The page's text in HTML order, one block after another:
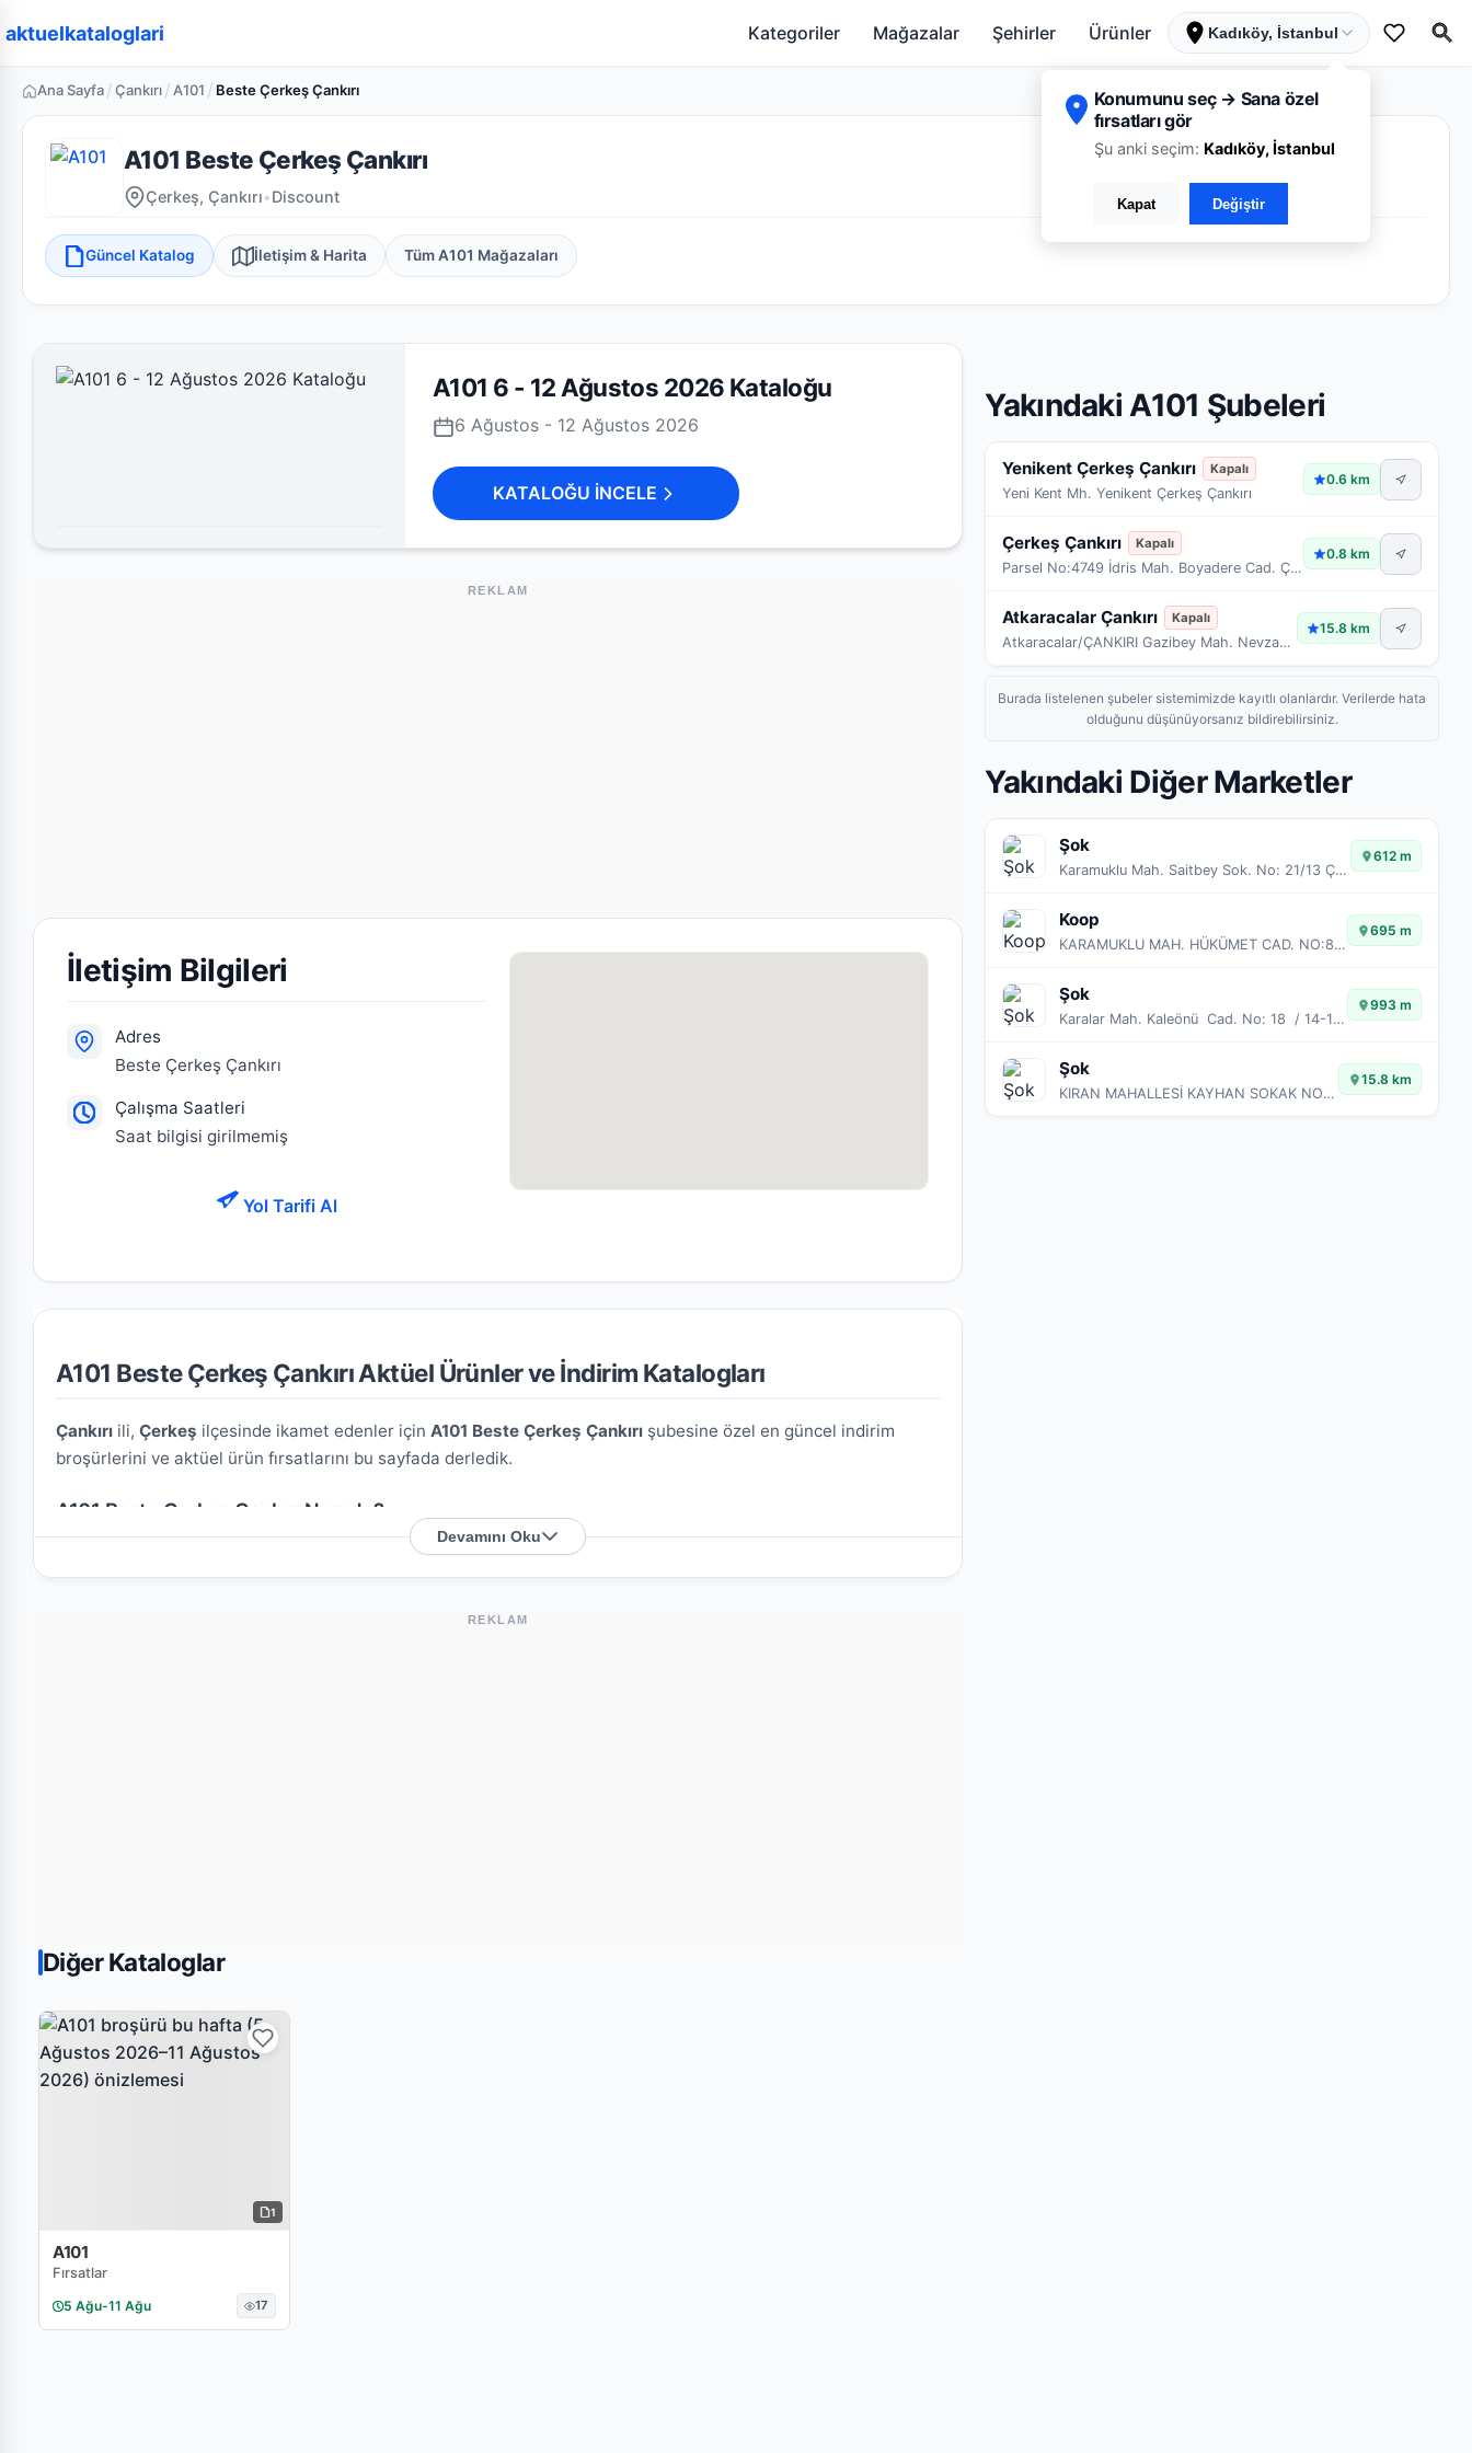
aktuelkataloglari Kategoriler Mağazalar Şehirler Ürünler Kadıköy, İstanbul
Konumunu seç → Sana özel
fırsatları gör
Şu anki seçim: Kadıköy, İstanbul
Kapat Değiştir
Ana Sayfa/Çankırı/ A101 / Beste Çerkeş Çankırı
A101 Beste Çerkeş Çankırı
Çerkeş, Çankırı•Discount
Güncel Katalog İletişim & Harita Tüm A101 Mağazaları
A101 6 - 12 Ağustos 2026 Kataloğu
6 Ağustos - 12 Ağustos 2026
KATALOĞU İNCELE
REKLAM
İletişim Bilgileri
Adres
Beste Çerkeş Çankırı
Çalışma Saatleri
Saat bilgisi girilmemiş
Yol Tarifi Al
A101 Beste Çerkeş Çankırı Aktüel Ürünler ve İndirim Katalogları
Çankırı ili, Çerkeş ilçesinde ikamet edenler için A101 Beste Çerkeş Çankırı şubesine özel en güncel indirim
broşürlerini ve aktüel ürün fırsatlarını bu sayfada derledik.
A101 Beste Çerkeş Çankırı Nerede?
Beste Çerkeş Çankırı. Harita üzerindeki konumu kullanarak mağazaya
kolayca ulaşım sağlayabilirsiniz.
Devamını Oku
REKLAM
Diğer Kataloglar
1
A101
Fırsatlar
5 Ağu-11 Ağu 17
Yakındaki A101 Şubeleri
Yenikent Çerkeş Çankırı Kapalı
Yeni Kent Mh. Yenikent Çerkeş Çankırı
0.6 km
Çerkeş Çankırı Kapalı
Parsel No:4749 İdris Mah. Boyadere Cad. Çerkeş Çankırı
0.8 km
Atkaracalar Çankırı Kapalı
Atkaracalar/ÇANKIRI Gazibey Mah. Nevzat Ayaz Bulv. 24/1 Atkaracalar Çankırı
15.8 km
Burada listelenen şubeler sistemimizde kayıtlı olanlardır. Verilerde hata
olduğunu düşünüyorsanız bildirebilirsiniz.
Yakındaki Diğer Marketler
Şok
Karamuklu Mah. Saitbey Sok. No: 21/13 Çerkeş
612 m
Koop
KARAMUKLU MAH. HÜKÜMET CAD. NO:82/1 İÇ KAPI NO:7 ÇERKEŞ - ÇANKIRI
695 m
Şok
Karalar Mah. Kaleönü Cad. No: 18 / 14-15
993 m
Şok
KIRAN MAHALLESİ KAYHAN SOKAK NO:2/16-21
15.8 km